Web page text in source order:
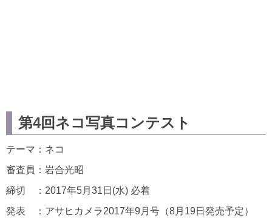
第4回ネコ写真コンテスト
テーマ：ネコ
審査員：岩合光昭
締切 ：2017年5月31日(水) 必着
発表 ：アサヒカメラ2017年9月号（8月19日発売予定）